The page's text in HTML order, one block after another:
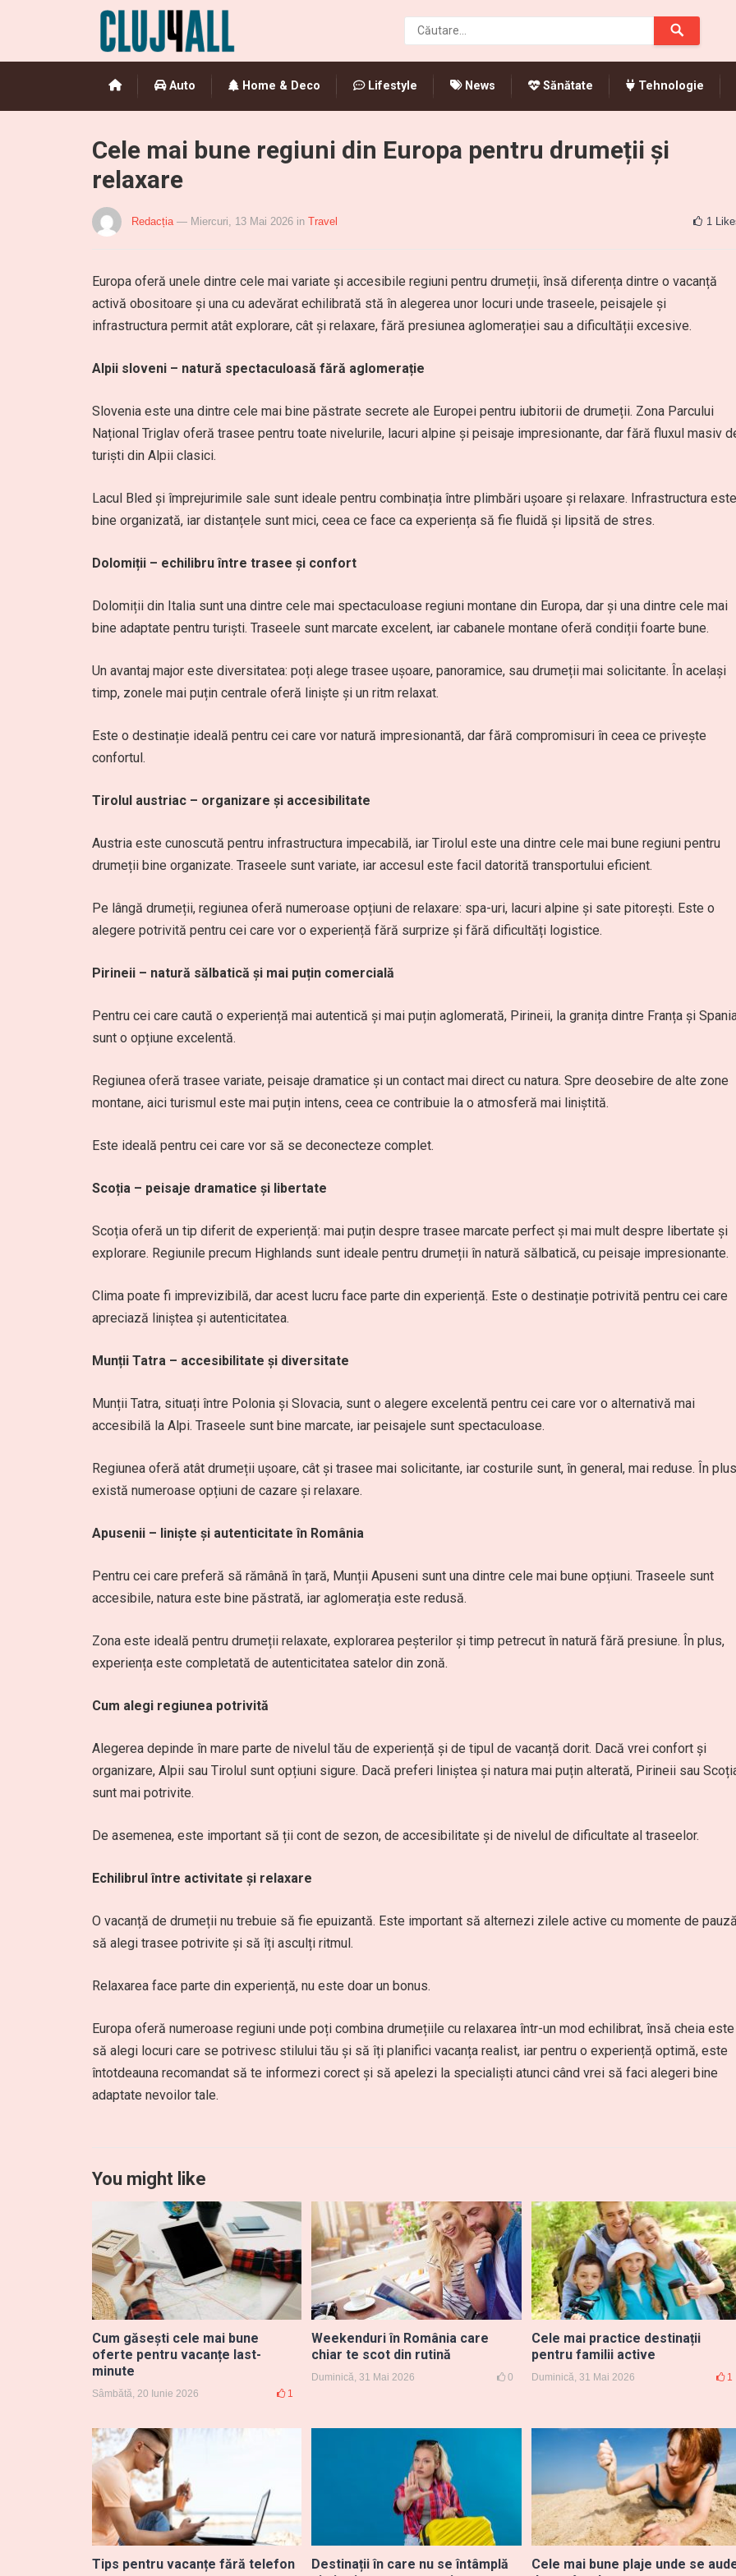
Auto Home & Deco Lifestyle News Sănătate Tehnologie
Cele mai bune regiuni din Europa pentru drumeții și
relaxare
Redacția — Miercuri, 13 Mai 2026 in Travel 1
Europa oferă unele dintre cele mai variate și accesibile regiuni pentru drumeții, însă diferența dintre o vacanță
activă obositoare și una cu adevărat echilibrată stă în alegerea unor locuri unde traseele, peisajele și
infrastructura permit atât explorare, cât și relaxare, fără presiunea aglomerației sau a dificultății excesive.
Alpii sloveni – natură spectaculoasă fără aglomerație
Slovenia este una dintre cele mai bine păstrate secrete ale Europei pentru iubitorii de drumeții. Zona Parcului
Național Triglav oferă trasee pentru toate nivelurile, lacuri alpine și peisaje impresionante, dar fără fluxul masiv
turiști din Alpii clasici.
Lacul Bled și împrejurimile sale sunt ideale pentru combinația între plimbări ușoare și relaxare. Infrastructura este
bine organizată, iar distanțele sunt mici, ceea ce face ca experiența să fie fluidă și lipsită de stres.
Dolomiții – echilibru între trasee și confort
Dolomiții din Italia sunt una dintre cele mai spectaculoase regiuni montane din Europa, dar și una dintre cele mai
bine adaptate pentru turiști. Traseele sunt marcate excelent, iar cabanele montane oferă condiții foarte bune.
Un avantaj major este diversitatea: poți alege trasee ușoare, panoramice, sau drumeții mai solicitante. În același
timp, zonele mai puțin centrale oferă liniște și un ritm relaxat.
Este o destinație ideală pentru cei care vor natură impresionantă, dar fără compromisuri în ceea ce privește
confortul.
Tirolul austriac – organizare și accesibilitate
Austria este cunoscută pentru infrastructura impecabilă, iar Tirolul este una dintre cele mai bune regiuni pentru
drumeții bine organizate. Traseele sunt variate, iar accesul este facil datorită transportului eficient.
Pe lângă drumeții, regiunea oferă numeroase opțiuni de relaxare: spa-uri, lacuri alpine și sate pitorești. Este o
alegere potrivită pentru cei care vor o experiență fără surprize și fără dificultăți logistice.
Pirineii – natură sălbatică și mai puțin comercială
Pentru cei care caută o experiență mai autentică și mai puțin aglomerată, Pirineii, la granița dintre Franța și
sunt o opțiune excelentă.
Regiunea oferă trasee variate, peisaje dramatice și un contact mai direct cu natura. Spre deosebire de alte zone
montane, aici turismul este mai puțin intens, ceea ce contribuie la o atmosferă mai liniștită.
Este ideală pentru cei care vor să se deconecteze complet.
Scoția – peisaje dramatice și libertate
Scoția oferă un tip diferit de experiență: mai puțin despre trasee marcate perfect și mai mult despre libertate și
explorare. Regiunile precum Highlands sunt ideale pentru drumeții în natură sălbatică, cu peisaje impresionante.
Clima poate fi imprevizibilă, dar acest lucru face parte din experiență. Este o destinație potrivită pentru cei care
apreciază liniștea și autenticitatea.
Munții Tatra – accesibilitate și diversitate
Munții Tatra, situați între Polonia și Slovacia, sunt o alegere excelentă pentru cei care vor o alternativă mai
accesibilă la Alpi. Traseele sunt bine marcate, iar peisajele sunt spectaculoase.
Regiunea oferă atât drumeții ușoare, cât și trasee mai solicitante, iar costurile sunt, în general, mai reduse. În
există numeroase opțiuni de cazare și relaxare.
Apusenii – liniște și autenticitate în România
Pentru cei care preferă să rămână în țară, Munții Apuseni sunt una dintre cele mai bune opțiuni. Traseele sunt
accesibile, natura este bine păstrată, iar aglomerația este redusă.
Zona este ideală pentru drumeții relaxate, explorarea peșterilor și timp petrecut în natură fără presiune. În plus,
experiența este completată de autenticitatea satelor din zonă.
Cum alegi regiunea potrivită
Alegerea depinde în mare parte de nivelul tău de experiență și de tipul de vacanță dorit. Dacă vrei confort și
organizare, Alpii sau Tirolul sunt opțiuni sigure. Dacă preferi liniștea și natura mai puțin alterată, Pirineii sau
sunt mai potrivite.
De asemenea, este important să ții cont de sezon, de accesibilitate și de nivelul de dificultate al traseelor.
Echilibrul între activitate și relaxare
O vacanță de drumeții nu trebuie să fie epuizantă. Este important să alternezi zilele active cu momente de
să alegi trasee potrivite și să îți asculți ritmul.
Relaxarea face parte din experiență, nu este doar un bonus.
Europa oferă numeroase regiuni unde poți combina drumețiile cu relaxarea într-un mod echilibrat, însă cheia este
să alegi locuri care se potrivesc stilului tău și să îți planifici vacanța realist, iar pentru o experiență optimă, este
întotdeauna recomandat să te informezi corect și să apelezi la specialiști atunci când vrei să faci alegeri bine
adaptate nevoilor tale.
You might like
Cum găsești cele mai bune
oferte pentru vacanțe last-
minute
Sâmbătă, 20 Iunie 2026 1
Weekenduri în România care
chiar te scot din rutină
Duminică, 31 Mai 2026 0
Cele mai practice destinații
pentru familii active
Duminică, 31 Mai 2026 1
Tips pentru vacanțe fără telefon
Destinații în care nu se întâmplă
Cele mai bune plaje unde se